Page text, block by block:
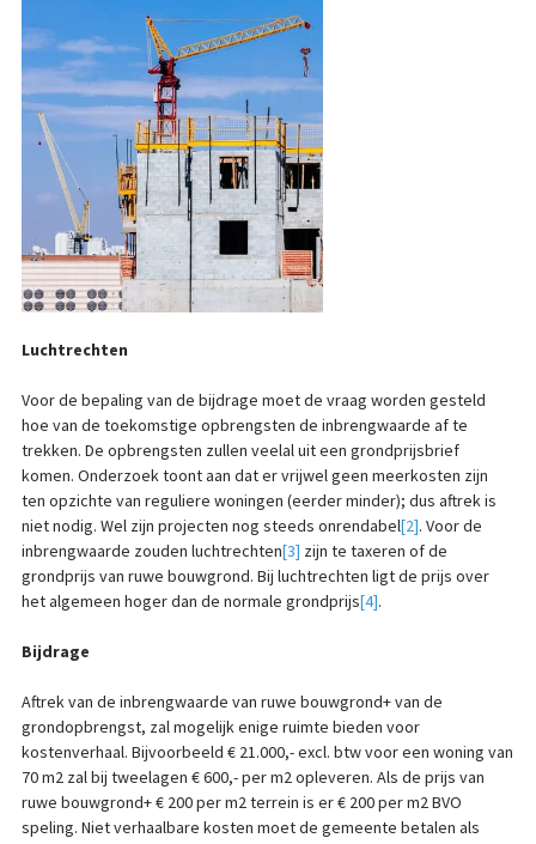
Luchtrechten
Voor de bepaling van de bijdrage moet de vraag worden gesteld
hoe van de toekomstige opbrengsten de inbrengwaarde af te
trekken. De opbrengsten zullen veelal uit een grondprijsbrief
komen. Onderzoek toont aan dat er vrijwel geen meerkosten zijn
ten opzichte van reguliere woningen (eerder minder); dus aftrek is
niet nodig. Wel zijn projecten nog steeds onrendabel[2]. Voor de
inbrengwaarde zouden luchtrechten[3] zijn te taxeren of de
grondprijs van ruwe bouwgrond. Bij luchtrechten ligt de prijs over
het algemeen hoger dan de normale grondprijs[4].
Bijdrage
Aftrek van de inbrengwaarde van ruwe bouwgrond+ van de
grondopbrengst, zal mogelijk enige ruimte bieden voor
kostenverhaal. Bijvoorbeeld € 21.000,- excl. btw voor een woning van
70 m2 zal bij tweelagen € 600,- per m2 opleveren. Als de prijs van
ruwe bouwgrond+ € 200 per m2 terrein is er € 200 per m2 BVO
speling. Niet verhaalbare kosten moet de gemeente betalen als